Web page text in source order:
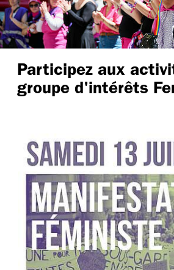
Participez aux
groupe d'intérêts